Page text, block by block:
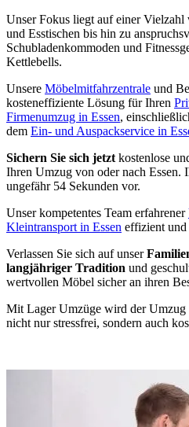
Unser Fokus liegt auf einer
und Esstischen bis hin zu
Schubladenkommoden und
Kettlebells.
Unsere Möbelmitfahrzentrale und
kosteneffiziente Lösung für Ihren
Firmenumzug in Essen,
dem Ein- und Auspackservice in
Sichern Sie sich jetzt kostenlose
Ihren Umzug von oder nach Essen.
ungefähr 54 Sekunden vor.
Unser kompetentes Team erfahrener
Kleintransport in Essen effizient und
Verlassen Sie sich auf unser
langjähriger Tradition und
wertvollen Möbel sicher an ihren
Mit Lager Umzüge wird der Umzug
nicht nur stressfrei, sondern auch